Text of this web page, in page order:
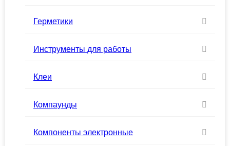
Герметики
Инструменты для работы
Клеи
Компаунды
Компоненты электронные